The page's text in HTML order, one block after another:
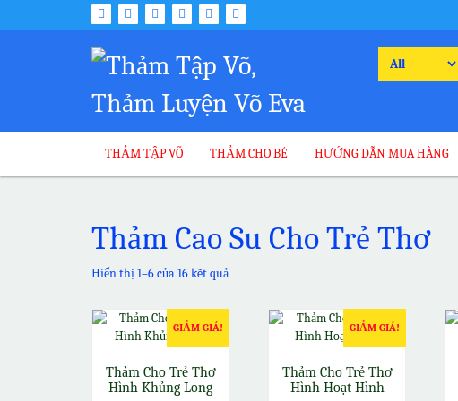
for:
THẢM TẬP VÕ THẢM CHO BÉ HƯỚNG DẪN MUA HÀNG
Thảm Cao Su Cho Trẻ Thơ
Hiển thị 1–6 của 16 kết quả
GIẢM GIÁ!
Thảm Cho Trẻ Thơ
Hình Khủng Long
GIẢM GIÁ!
Thảm Cho Trẻ Thơ
Hình Hoạt Hình